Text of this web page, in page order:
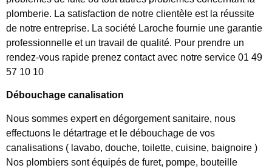
plomberie. La satisfaction de notre clientèle est la réussite
de notre entreprise. La société Laroche fournie une garantie
professionnelle et un travail de qualité. Pour prendre un
rendez-vous rapide prenez contact avec notre service 01 49
57 10 10
Débouchage canalisation
Nous sommes expert en dégorgement sanitaire, nous
effectuons le détartrage et le débouchage de vos
canalisations ( lavabo, douche, toilette, cuisine, baignoire )
Nos plombiers sont équipés de furet, pompe, bouteille